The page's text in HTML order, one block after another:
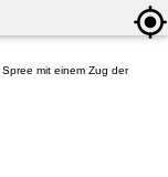
mit einem Zug der